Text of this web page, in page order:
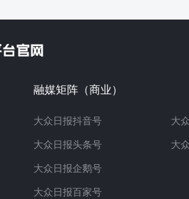
融媒矩阵（商业）
大众日报抖音号
大众日报头条号
大众日报企鹅号
大众日报百家号
大
大